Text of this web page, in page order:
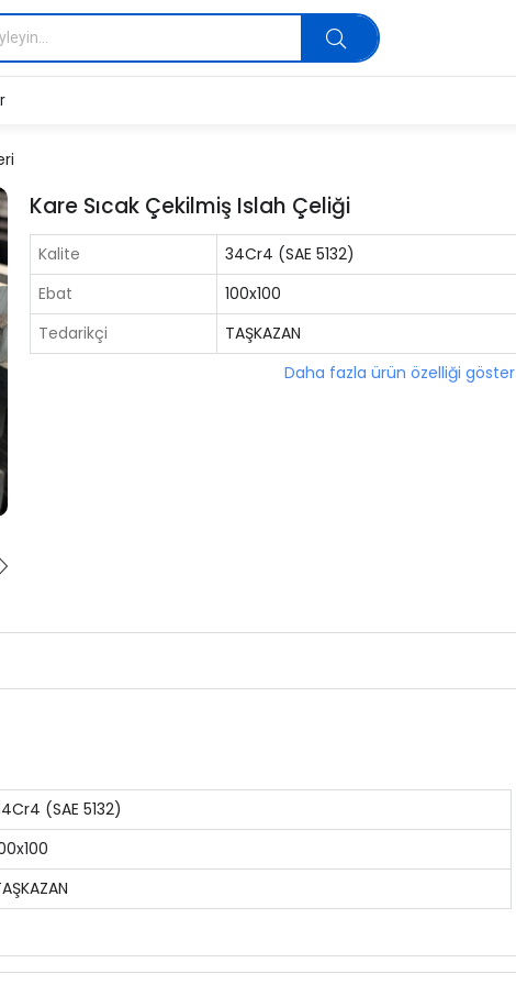
Kare Sıcak Çekilmiş Islah Çeliği
Kalite
34Cr4 (SAE 5132)
Ebat
100x100
Tedarikçi
TAŞKAZAN
Daha fazla ürün özelliği göster
(SAE 5132)